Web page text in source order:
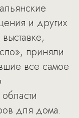
и других
приняли
все самое
для дома.